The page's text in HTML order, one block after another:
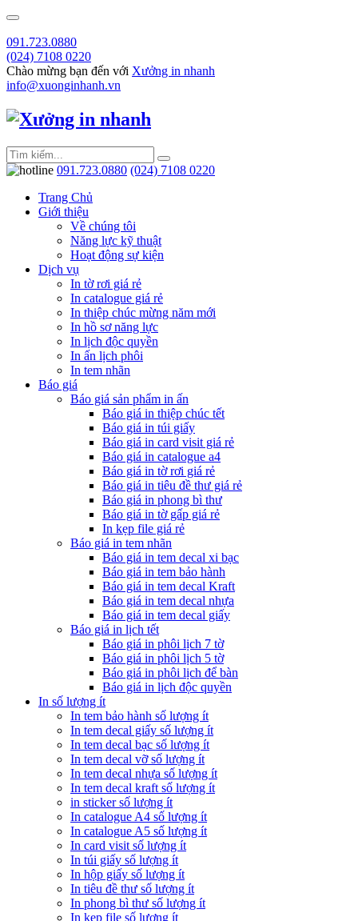
091.723.0880
(024) 7108 0220
Chào mừng bạn đến với Xưởng in nhanh
info@xuonginhanh.vn
091.723.0880 (024) 7108 0220
Trang Chủ
Giới thiệu
Về chúng tôi
Năng lực kỹ thuật
Hoạt động sự kiện
Dịch vụ
In tờ rơi giá rẻ
In catalogue giá rẻ
In thiệp chúc mừng năm mới
In hồ sơ năng lực
In lịch độc quyền
In ấn lịch phôi
In tem nhãn
Báo giá
Báo giá sản phẩm in ấn
Báo giá in thiệp chúc tết
Báo giá in túi giấy
Báo giá in card visit giá rẻ
Báo giá in catalogue a4
Báo giá in tờ rơi giá rẻ
Báo giá in tiêu đề thư giá rẻ
Báo giá in phong bì thư
Báo giá in tờ gấp giá rẻ
In kẹp file giá rẻ
Báo giá in tem nhãn
Báo giá in tem decal xi bạc
Báo giá in tem bảo hành
Báo giá in tem decal Kraft
Báo giá in tem decal nhựa
Báo giá in tem decal giấy
Báo giá in lịch tết
Báo giá in phôi lịch 7 tờ
Báo giá in phôi lịch 5 tờ
Báo giá in phôi lịch để bàn
Báo giá in lịch độc quyền
In số lượng ít
In tem bảo hành số lượng ít
In tem decal giấy số lượng ít
In tem decal bạc số lượng ít
In tem decal vỡ số lượng ít
In tem decal nhựa số lượng ít
In tem decal kraft số lượng ít
in sticker số lượng ít
In catalogue A4 số lượng ít
In catalogue A5 số lượng ít
In card visit số lượng ít
In túi giấy số lượng ít
In hộp giấy số lượng ít
In tiêu đề thư số lượng ít
In phong bì thư số lượng ít
In kẹp file số lượng ít